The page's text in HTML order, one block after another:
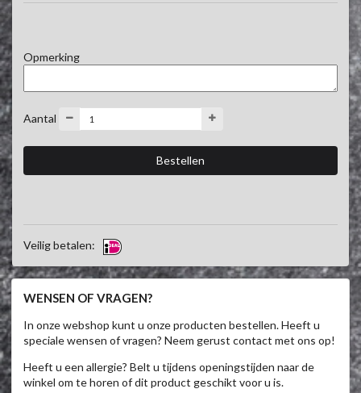
Opmerking
Aantal
Veilig betalen:
WENSEN OF VRAGEN?
In onze webshop kunt u onze producten bestellen. Heeft u
speciale wensen of vragen? Neem gerust contact met ons op!
Heeft u een allergie? Belt u tijdens openingstijden naar de
winkel om te horen of dit product geschikt voor u is.